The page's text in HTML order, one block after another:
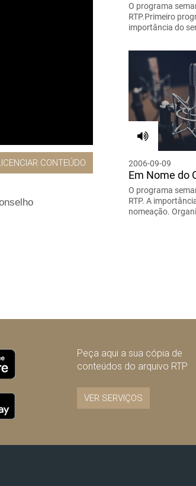
CONTEÚDO
O programa
RTP.Primeiro
importância do
2006-09-09
Em Nome do
O programa
RTP. A
nomeação.
Peça aqui a sua cópia de
conteúdos do arquivo RTP
VER SERVIÇOS